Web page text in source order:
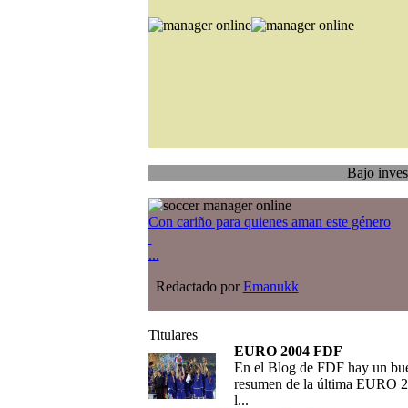
Bajo investigación
Con cariño para quienes aman este género
...
Redactado porEmanukk
Titulares
EURO 2004 FDF
En el Blog de FDF hay un
resumen de la última EURO
l...